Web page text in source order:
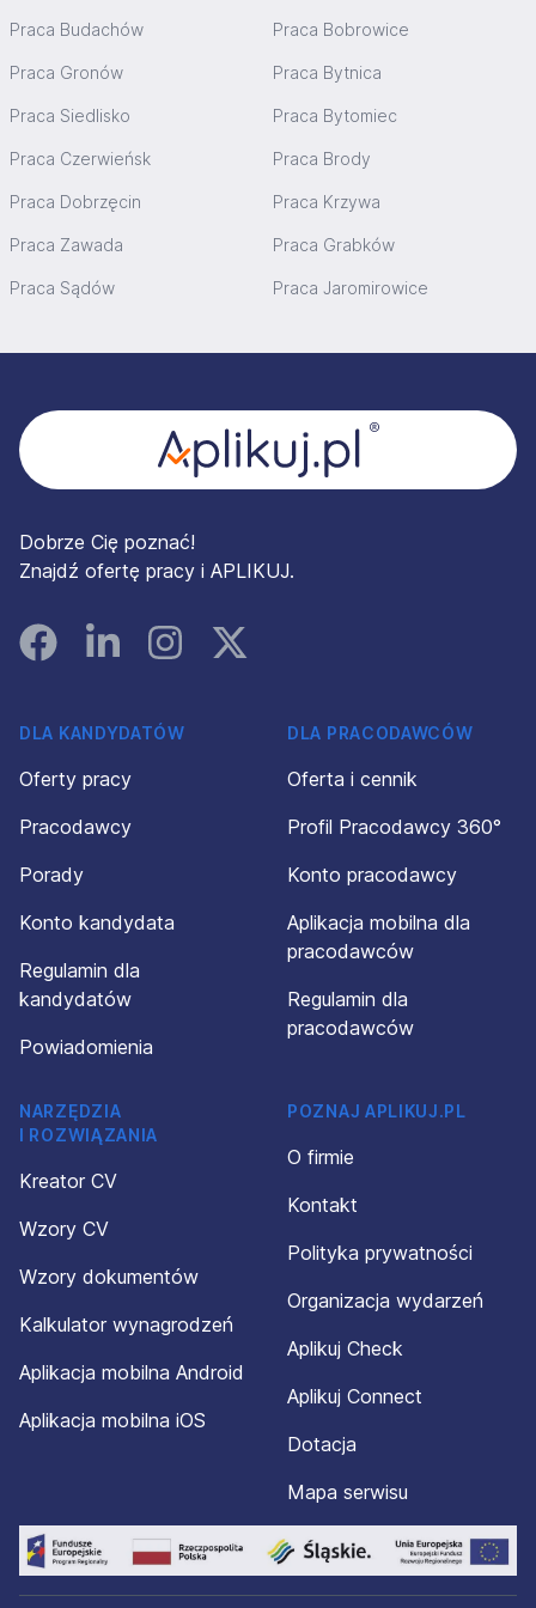
Praca Budachów Praca Bobrowice
Praca Gronów Praca Bytnica
Praca Siedlisko Praca Bytomiec
Praca Czerwieńsk Praca Brody
Praca Dobrzęcin Praca Krzywa
Praca Zawada Praca Grabków
Praca Sądów Praca Jaromirowice
Dobrze Cię poznać!
Znajdź ofertę pracy i APLIKUJ.
FacebookLinked InInstagramInstagram
DLA KANDYDATÓW
Oferty pracy
Pracodawcy
Porady
Konto kandydata
Regulamin dla
kandydatów
Powiadomienia
DLA PRACODAWCÓW
Oferta i cennik
Profil Pracodawcy 360°
Konto pracodawcy
Aplikacja mobilna dla
pracodawców
Regulamin dla
pracodawców
NARZĘDZIA
I ROZWIĄZANIA
Kreator CV
Wzory CV
Wzory dokumentów
Kalkulator wynagrodzeń
Aplikacja mobilna Android
Aplikacja mobilna iOS
POZNAJ APLIKUJ.PL
O firmie
Kontakt
Polityka prywatności
Organizacja wydarzeń
Aplikuj Check
Aplikuj Connect
Dotacja
Mapa serwisu